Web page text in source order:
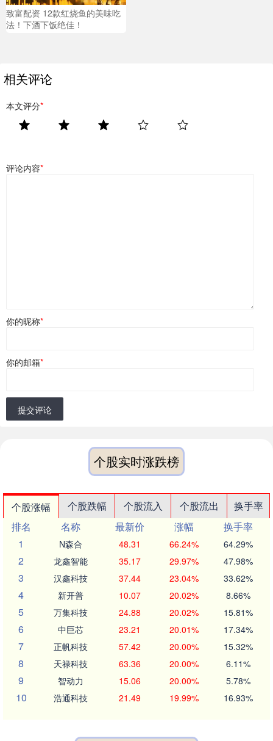
致富配资 12款红烧鱼的美味吃
法！下酒下饭绝佳！
相关评论
本文评分*
评论内容*
你的昵称*
你的邮箱*
提交评论
个股实时涨跌榜
个股涨幅 个股跌幅 个股流入 个股流出
换手率
排名
名称 最新价 涨幅
换手率
1
N森合 48.31 66.24% 64.29%
2 龙鑫智能 35.17 29.97% 47.98%
3 汉鑫科技 37.44 23.04% 33.62%
4 新开普 10.07 20.02% 8.66%
5 万集科技 24.88 20.02% 15.81%
6 中巨芯 23.21 20.01% 17.34%
7 正帆科技 57.42 20.00% 15.32%
8 天禄科技 63.36 20.00% 6.11%
9 智动力 15.06 20.00% 5.78%
10 浩通科技 21.49 19.99% 16.93%